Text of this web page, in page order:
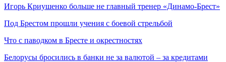
Игорь Криушенко больше не главный тренер «Динамо-Брест»
Под Брестом прошли учения с боевой стрельбой
Что с паводком в Бресте и окрестностях
Белорусы бросились в банки не за валютой – за кредитами